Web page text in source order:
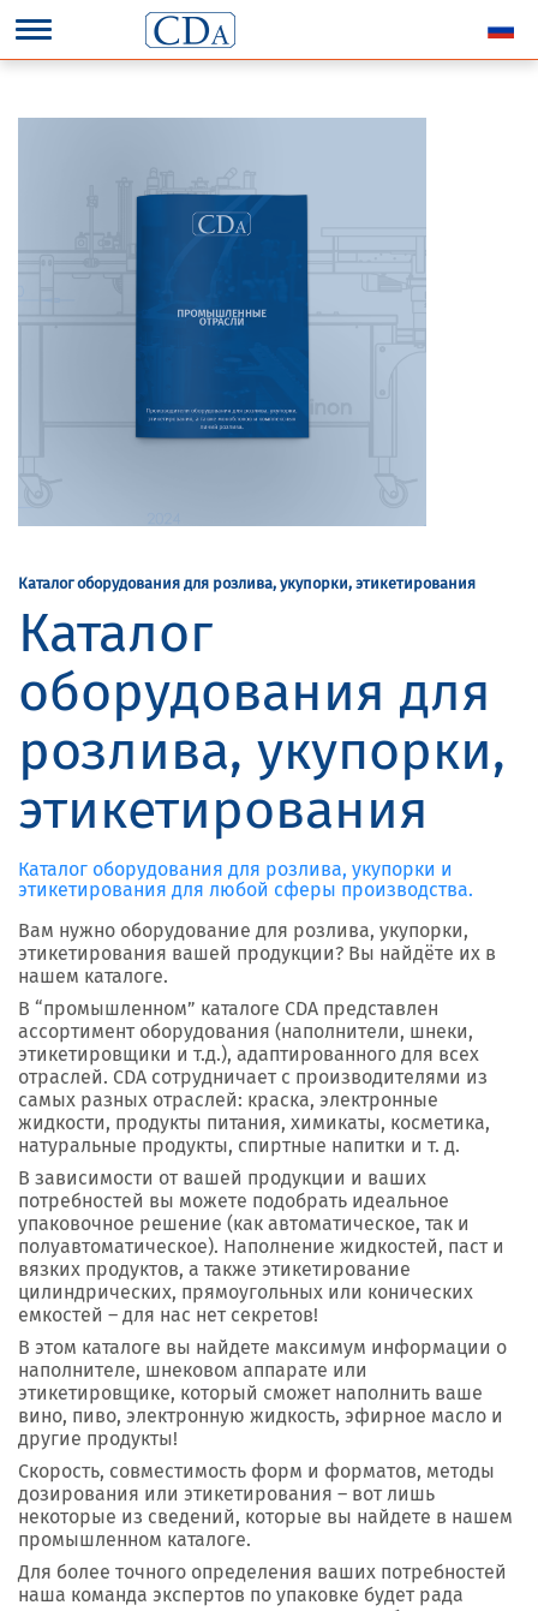
Каталог оборудования для розлива, укупорки, этикетирования
Каталог
оборудования для
розлива, укупорки,
этикетирования
Каталог оборудования для розлива, укупорки и
этикетирования для любой сферы производства.
Вам нужно оборудование для розлива, укупорки,
этикетирования вашей продукции? Вы найдёте их в
нашем каталоге.
В “промышленном” каталоге CDA представлен
ассортимент оборудования (наполнители, шнеки,
этикетировщики и т.д.), адаптированного для всех
отраслей. CDA сотрудничает с производителями из
самых разных отраслей: краска, электронные
жидкости, продукты питания, химикаты, косметика,
натуральные продукты, спиртные напитки и т. д.
В зависимости от вашей продукции и ваших
потребностей вы можете подобрать идеальное
упаковочное решение (как автоматическое, так и
полуавтоматическое). Наполнение жидкостей, паст и
вязких продуктов, а также этикетирование
цилиндрических, прямоугольных или конических
емкостей – для нас нет секретов!
В этом каталоге вы найдете максимум информации о
наполнителе, шнековом аппарате или
этикетировщике, который сможет наполнить ваше
вино, пиво, электронную жидкость, эфирное масло и
другие продукты!
Скорость, совместимость форм и форматов, методы
дозирования или этикетирования – вот лишь
некоторые из сведений, которые вы найдете в нашем
промышленном каталоге.
Для более точного определения ваших потребностей
наша команда экспертов по упаковке будет рада